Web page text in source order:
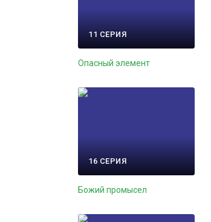
11 СЕРИЯ
Опасный элемент
16 СЕРИЯ
Божий промысел